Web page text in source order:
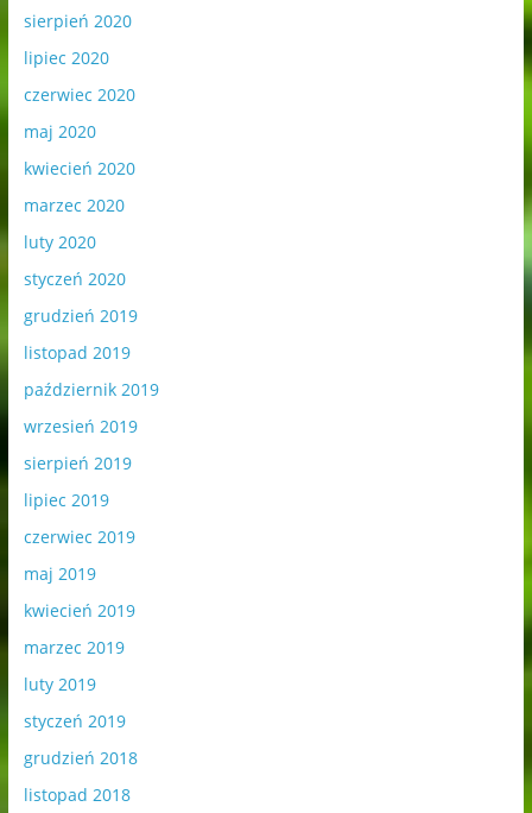
sierpień 2020
lipiec 2020
czerwiec 2020
maj 2020
kwiecień 2020
marzec 2020
luty 2020
styczeń 2020
grudzień 2019
listopad 2019
październik 2019
wrzesień 2019
sierpień 2019
lipiec 2019
czerwiec 2019
maj 2019
kwiecień 2019
marzec 2019
luty 2019
styczeń 2019
grudzień 2018
listopad 2018